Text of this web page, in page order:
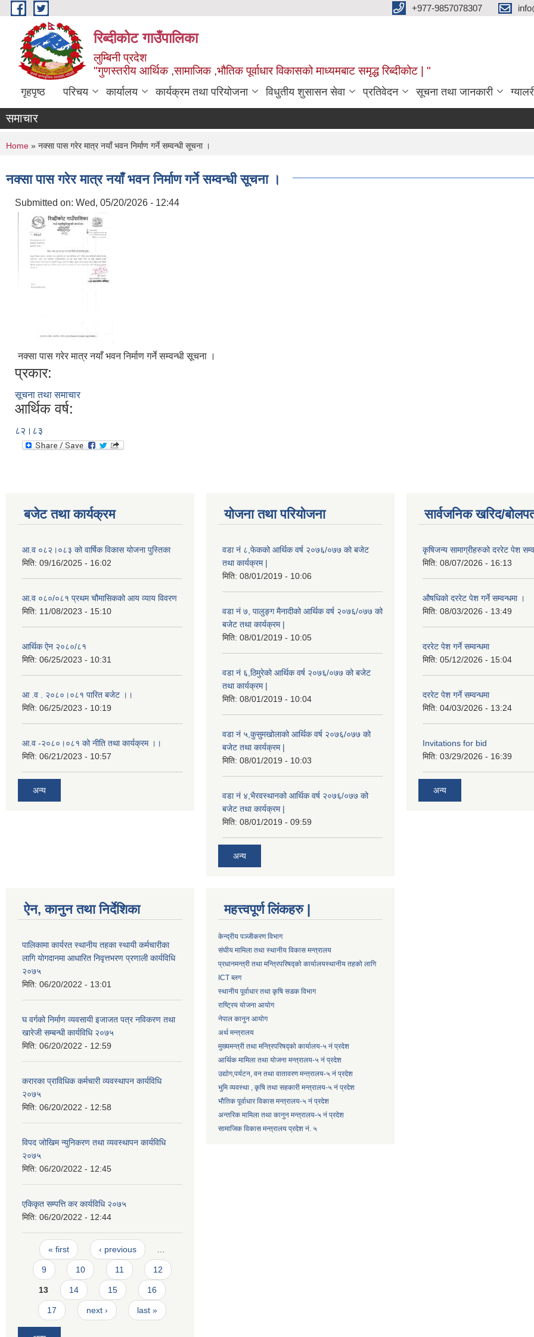
Skip to main content +977-9857078307
रिब्दीकोट गाउँपालिका
लुम्बिनी प्रदेश
"गुणस्तरीय आर्थिक ,सामाजिक ,भौतिक पूर्वाधार विकासको माध्यमबाट समृद्ध रिब्दीकोट | "
गृहपृष्ठ परिचय कार्यालय कार्यक्रम तथा परियोजना विधुतीय शुसासन सेवा प्रतिवेदन सूचना तथा जानकारी
समाचार
You are here
Home » नक्सा पास गरेर मात्र नयाँ भवन निर्माण गर्ने सम्वन्धी सूचना ।
नक्सा पास गरेर मात्र नयाँ भवन निर्माण गर्ने सम्वन्धी सूचना ।
Submitted on: Wed, 05/20/2026 - 12:44
नक्सा पास गरेर मात्र नयाँ भवन निर्माण गर्ने सम्वन्धी सूचना ।
प्रकार:
सूचना तथा समाचार
आर्थिक वर्ष:
८२।८३
बजेट तथा कार्यक्रम
आ.व ०८२।०८३ को वार्षिक विकास योजना पुस्तिका
मिति: 09/16/2025 - 16:02
आ.व ०८०/०८१ प्रथम चौमासिकको आय व्याय विवरण
मिति: 11/08/2023 - 15:10
आर्थिक ऐन २०८०/८१
मिति: 06/25/2023 - 10:31
आ .व . २०८०।०८१ पारित बजेट ।।
मिति: 06/25/2023 - 10:19
आ.व -२०८०।०८१ को नीति तथा कार्यक्रम ।।
मिति: 06/21/2023 - 10:57
अन्य
योजना तथा परियोजना
वडा नं ८,फेकको आर्थिक वर्ष २०७६/०७७ को बजेट
तथा कार्यक्रम |
मिति: 08/01/2019 - 10:06
वडा नं ७, पालुङ्ग मैनादीको आर्थिक वर्ष २०७६/०७७ को
बजेट तथा कार्यक्रम |
मिति: 08/01/2019 - 10:05
वडा नं ६,ठिमुरेको आर्थिक वर्ष २०७६/०७७ को बजेट
तथा कार्यक्रम |
मिति: 08/01/2019 - 10:04
वडा नं ५,कुसुमखोलाको आर्थिक वर्ष २०७६/०७७ को
बजेट तथा कार्यक्रम |
मिति: 08/01/2019 - 10:03
वडा नं ४,भैरवस्थानको आर्थिक वर्ष २०७६/०७७ को
बजेट तथा कार्यक्रम |
मिति: 08/01/2019 - 09:59
अन्य
सार्वजनिक खरिद/
कृषिजन्य सामाग्रीहरुको दररेट पेश
मिति: 08/07/2026 - 16:13
औषधिको दररेट पेश गर्ने सम्वन्धमा ।
मिति: 08/03/2026 - 13:49
दररेट पेश गर्ने सम्वन्धमा
मिति: 05/12/2026 - 15:04
दररेट पेश गर्ने सम्वन्धमा
मिति: 04/03/2026 - 13:24
Invitations for bid
मिति: 03/29/2026 - 16:39
अन्य
ऐन, कानुन तथा निर्देशिका
पालिकामा कार्यरत स्थानीय तहका स्थायी कर्मचारीका
लागि योगदानमा आधारित निवृत्तभरण प्रणाली कार्यविधि
२०७५
मिति: 06/20/2022 - 13:01
घ वर्गको निर्माण व्यवसायी इजाजत पत्र नविकरण तथा
खारेजी सम्बन्धी कार्यविधि २०७५
मिति: 06/20/2022 - 12:59
करारका प्राविधिक कर्मचारी व्यवस्थापन कार्यविधि
२०७५
मिति: 06/20/2022 - 12:58
विपद जोखिम न्युनिकरण तथा व्यवस्थापन कार्यविधि
२०७५
मिति: 06/20/2022 - 12:45
एकिकृत सम्पत्ति कर कार्यविधि २०७५
मिति: 06/20/2022 - 12:44
Pages
« first ‹ previous
9 10 11 12
13 14 15 16
17 next › last »
महत्त्वपूर्ण लिंकहरु |
केन्द्रीय पञ्जीकरण विभाग
संघीय मामिला तथा स्थानीय विकास मन्त्रालय
प्रधानमन्त्री तथा मन्त्रिपरिषद्को कार्यालयस्थानीय तहको लागि
ICT ब्लग
स्थानीय पूर्वाधार तथा कृषि सडक विभाग
राष्ट्रिय योजना आयोग
नेपाल कानुन आयोग
अर्थ मन्त्रालय
मुख्यमन्त्री तथा मन्त्रिपरिषद्को कार्यालय-५ नं प्रदेश
आर्थिक मामिला तथा योजना मन्त्रालय-५ नं प्रदेश
उद्याेग,पर्यटन, वन तथा वातावरण मन्त्रालय-५ नं प्रदेश
भुमि व्यवस्था , कृषि तथा सहकारी मन्त्रालय-५ नं प्रदेश
भौतिक पूर्वाधार विकास मन्त्रालय-५ नं प्रदेश
अन्तरिक मामिला तथा कानुन मन्त्रालय-५ नं प्रदेश
सामाजिक विकास मन्त्रालय प्रदेश नं. ५